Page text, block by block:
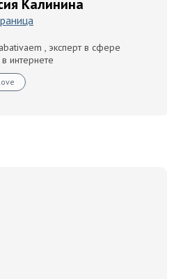
Калинина
, эксперт в сфере
интернете